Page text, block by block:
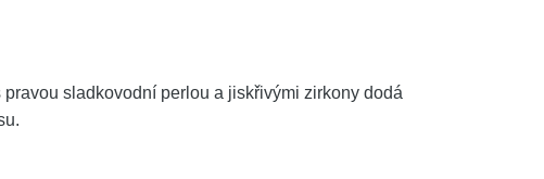
pravou sladkovodní perlou a jiskřivými zirkony dodá